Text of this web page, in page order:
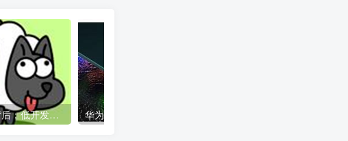
“羊了个羊”火爆背后：低开发成本的“消消乐”究竟有多挣钱